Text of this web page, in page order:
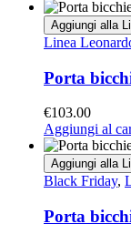
Aggiungi alla
Linea
Porta
€103.00
Aggiungi al
Aggiungi alla
Black Friday,
Porta